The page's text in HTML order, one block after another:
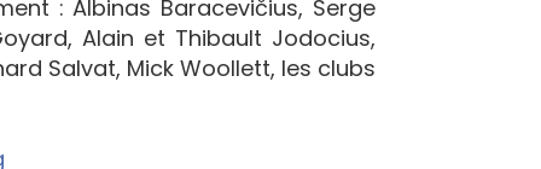
: Albinas Baracevičius, Serge
Alain et Thibault Jodocius,
Salvat, Mick Woollett, les clubs